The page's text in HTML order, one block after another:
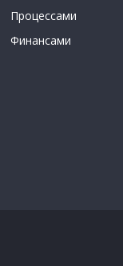
Процессами
Финансами